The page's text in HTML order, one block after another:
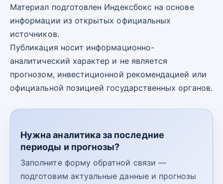
Материал подготовлен Индексбокс на основе
информации из открытых официальных
источников.
Публикация носит информационно-
аналитический характер и не является
прогнозом, инвестиционной рекомендацией или
официальной позицией государственных органов.
Нужна аналитика за последние
периоды и прогнозы?
Заполните форму обратной связи —
подготовим актуальные данные и прогнозы